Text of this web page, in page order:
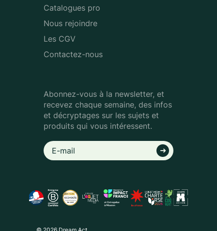
Catalogues pro
Nous rejoindre
Les CGV
Contactez-nous
Abonnez-vous à la newsletter, et
recevez chaque semaine, des infos
et décryptages sur les sujets et
produits qui vous intéressent.